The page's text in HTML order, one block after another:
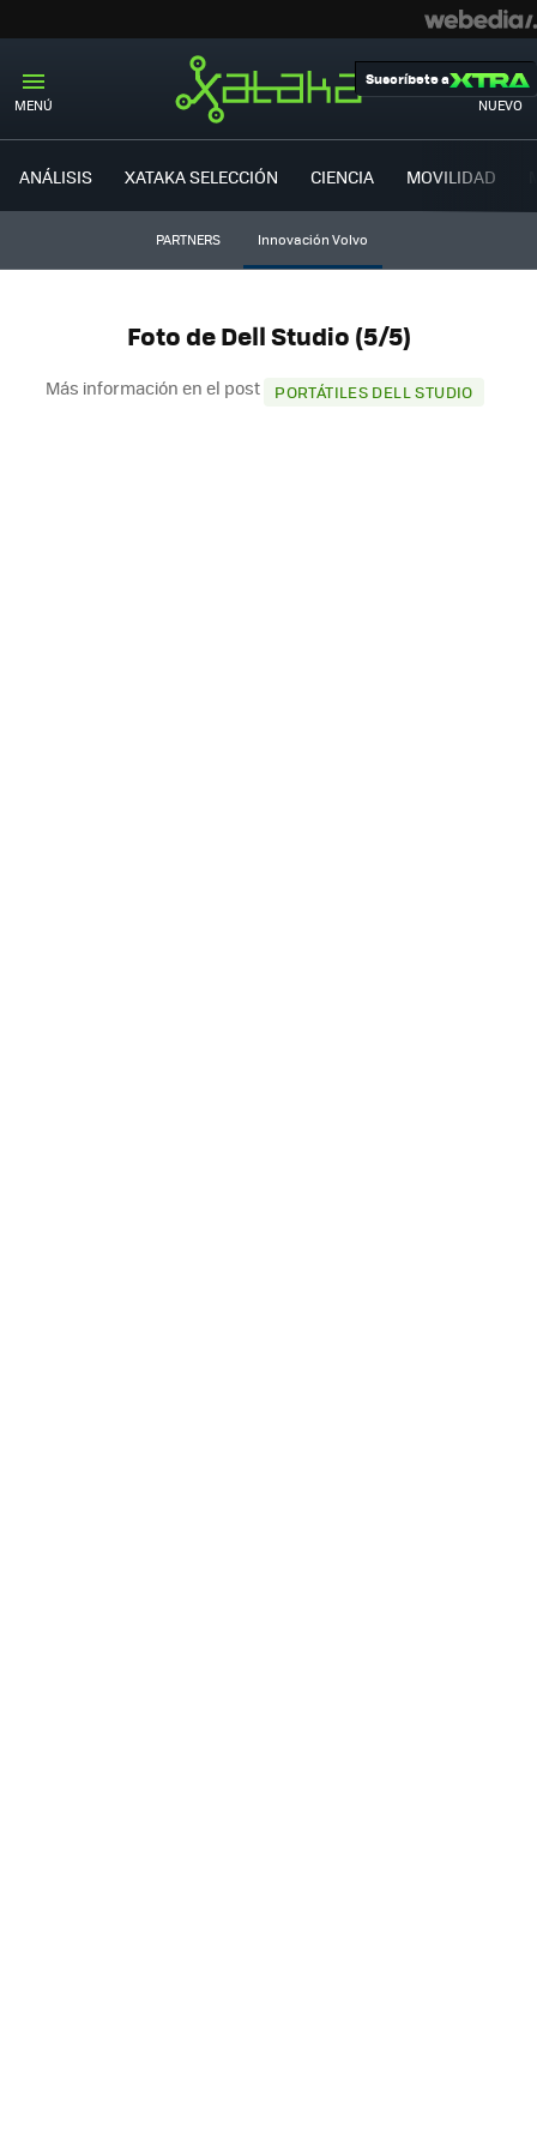
MENÚ NUEVO
Suscríbete a
ANÁLISIS XATAKA SELECCIÓN CIENCIA MOVILIDAD
PARTNERS Innovación Volvo
Foto de Dell Studio (5/5)
Más información en el post PORTÁTILES DELL STUDIO